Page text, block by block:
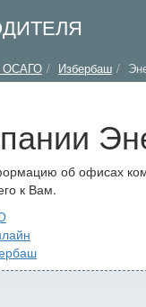
ОСАГО Избербаш
об офисах
к Вам.